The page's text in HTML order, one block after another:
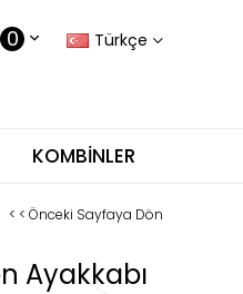
Türkçe
0
KOMBINLER
< < Önceki Sayfaya Dön
Ayakkabı